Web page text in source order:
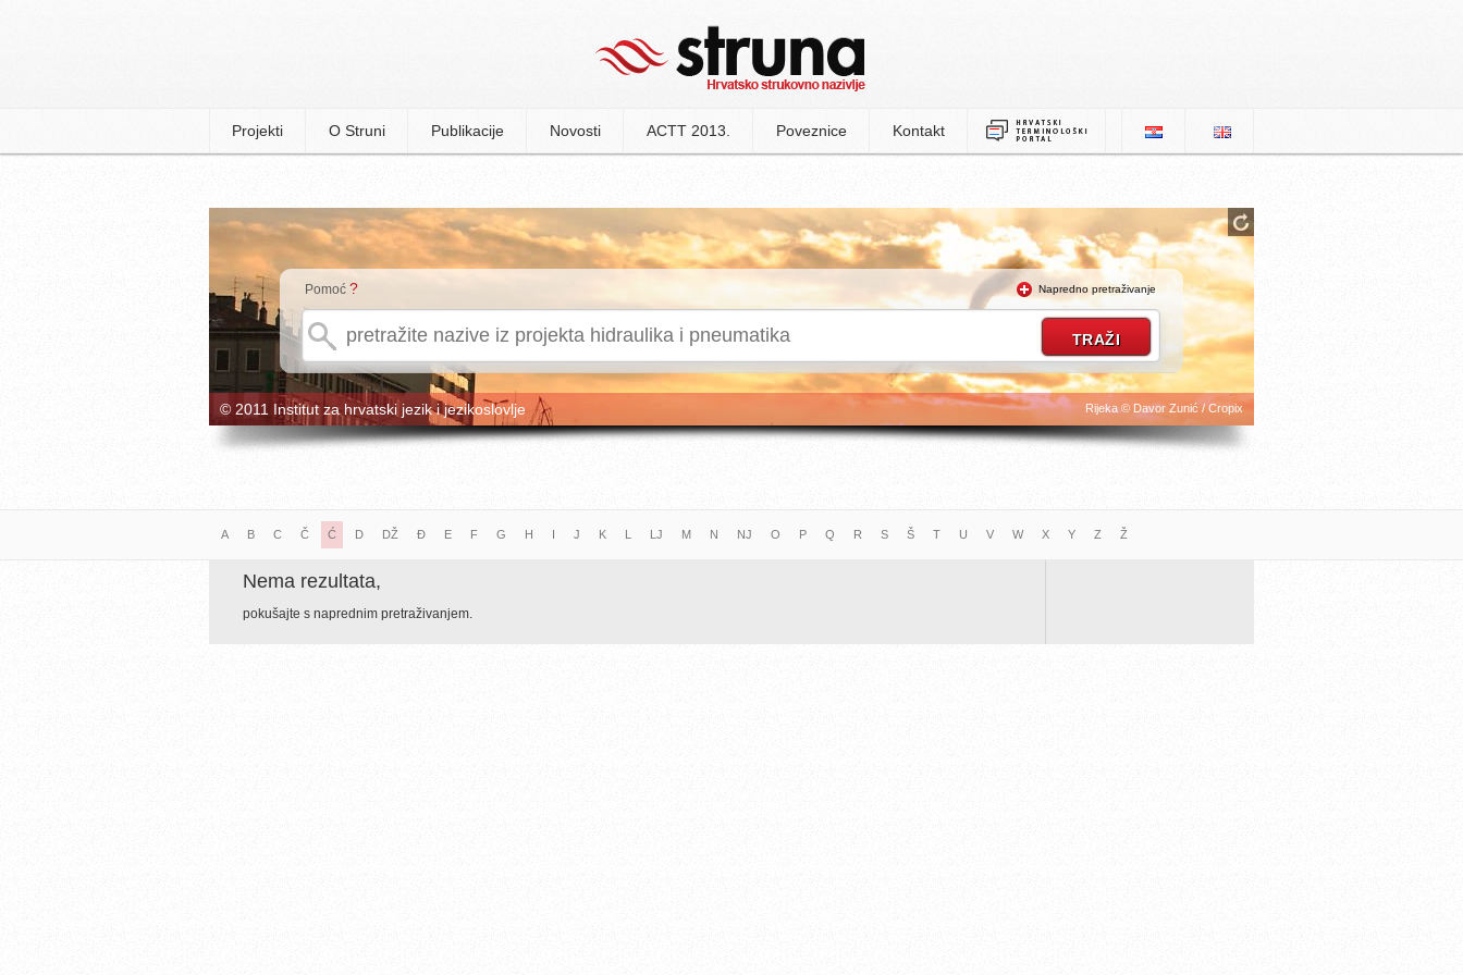
Projekti O Struni Publikacije Novosti ACTT 2013. Poveznice Kontakt
Pomoć ? Napredno pretraživanje
© 2011 Institut za hrvatski jezik i jezikoslovlje Rijeka © Davor Zunić / Cropix
A B C Č Ć D DŽ Đ E F G H I J K L LJ M N NJ O P Q R S Š T U V W X Y Z Ž
Nema rezultata,
pokušajte s naprednim pretraživanjem.